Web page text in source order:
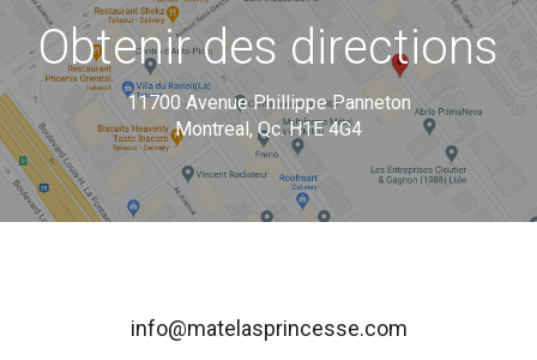
Obtenir des directions
11700 Avenue Phillippe Panneton
Montreal, Qc. H1E 4G4
info@matelasprincesse.com